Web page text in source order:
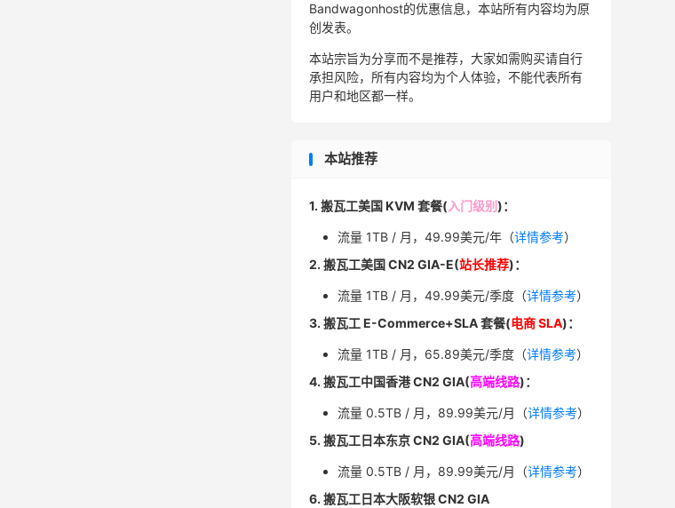
Bandwagonhost的优惠信息，本站所有内容均为原
创发表。
本站宗旨为分享而不是推荐，大家如需购买请自行
承担风险，所有内容均为个人体验，不能代表所有
用户和地区都一样。
本站推荐
1. 搬瓦工美国 KVM 套餐( 入门级别)：
流量 1TB / 月，49.99美元/年（详情参考）
2. 搬瓦工美国 CN2 GIA-E(站长推荐)：
流量 1TB / 月，49.99美元/季度（详情参考）
3. 搬瓦工 E-Commerce+SLA 套餐(电商 SLA)：
流量 1TB / 月，65.89美元/季度（详情参考）
4. 搬瓦工中国香港 CN2 GIA(高端线路)：
流量 0.5TB / 月，89.99美元/月（详情参考）
5. 搬瓦工日本东京 CN2 GIA(高端线路)
流量 0.5TB / 月，89.99美元/月（详情参考）
6. 搬瓦工日本大阪软银 CN2 GIA